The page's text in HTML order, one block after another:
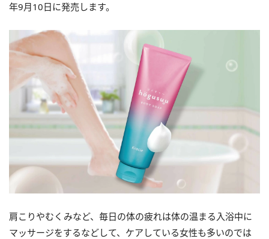
年9月10日に発売します。
肩こりやむくみなど、毎日の体の疲れは体の温まる入浴中に
マッサージをするなどして、ケアしている女性も多いのでは